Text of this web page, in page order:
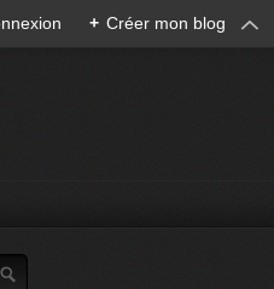
+ Créer mon blog